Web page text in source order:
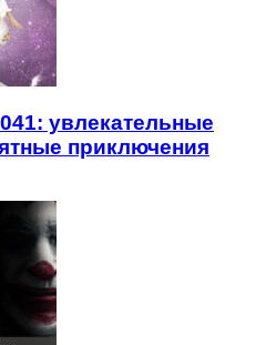
увлекательные
приключения